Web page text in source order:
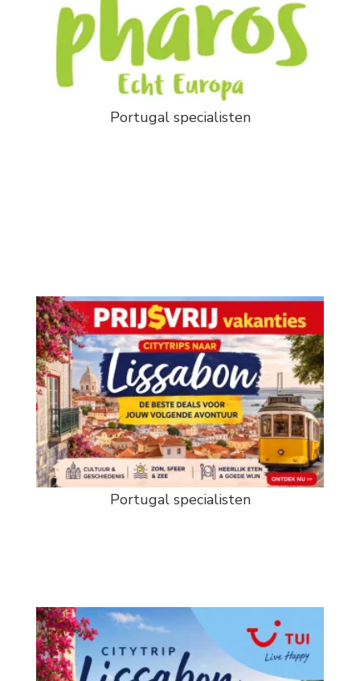
Portugal specialisten
Portugal specialisten